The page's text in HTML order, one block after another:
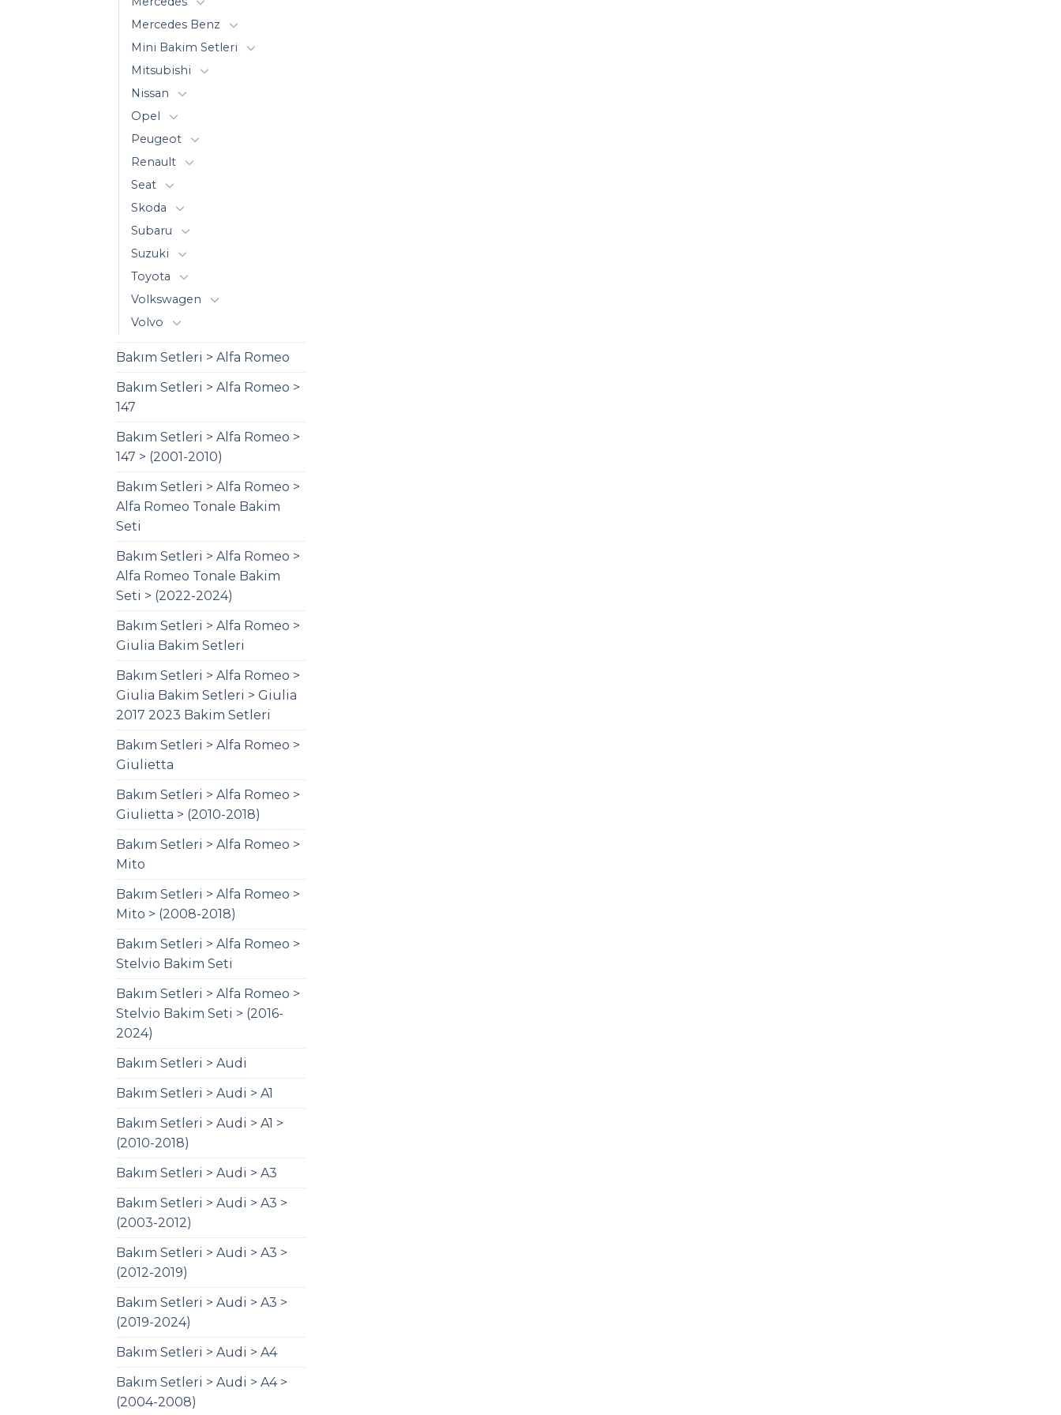
Mercedes Benz
Mini Bakim Setleri
Mitsubishi
Nissan
Opel
Peugeot
Renault
Seat
Skoda
Subaru
Suzuki
Toyota
Volkswagen
Volvo
Bakım Setleri > Alfa Romeo
Bakım Setleri > Alfa Romeo >
147
Bakım Setleri > Alfa Romeo >
147 > (2001-2010)
Bakım Setleri > Alfa Romeo >
Alfa Romeo Tonale Bakim
Seti
Bakım Setleri > Alfa Romeo >
Alfa Romeo Tonale Bakim
Seti > (2022-2024)
Bakım Setleri > Alfa Romeo >
Giulia Bakim Setleri
Bakım Setleri > Alfa Romeo >
Giulia Bakim Setleri > Giulia
2017 2023 Bakim Setleri
Bakım Setleri > Alfa Romeo >
Giulietta
Bakım Setleri > Alfa Romeo >
Giulietta > (2010-2018)
Bakım Setleri > Alfa Romeo >
Mito
Bakım Setleri > Alfa Romeo >
Mito > (2008-2018)
Bakım Setleri > Alfa Romeo >
Stelvio Bakim Seti
Bakım Setleri > Alfa Romeo >
Stelvio Bakim Seti > (2016-
2024)
Bakım Setleri > Audi
Bakım Setleri > Audi > A1
Bakım Setleri > Audi > A1 >
(2010-2018)
Bakım Setleri > Audi > A3
Bakım Setleri > Audi > A3 >
(2003-2012)
Bakım Setleri > Audi > A3 >
(2012-2019)
Bakım Setleri > Audi > A3 >
(2019-2024)
Bakım Setleri > Audi > A4
Bakım Setleri > Audi > A4 >
(2004-2008)